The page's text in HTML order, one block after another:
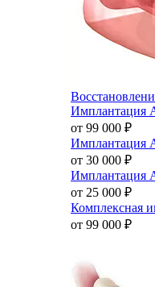
Имплантация
от 99 000 ₽
Имплантация
от 30 000 ₽
Имплантация
от 25 000 ₽
Комплексная
от 99 000 ₽